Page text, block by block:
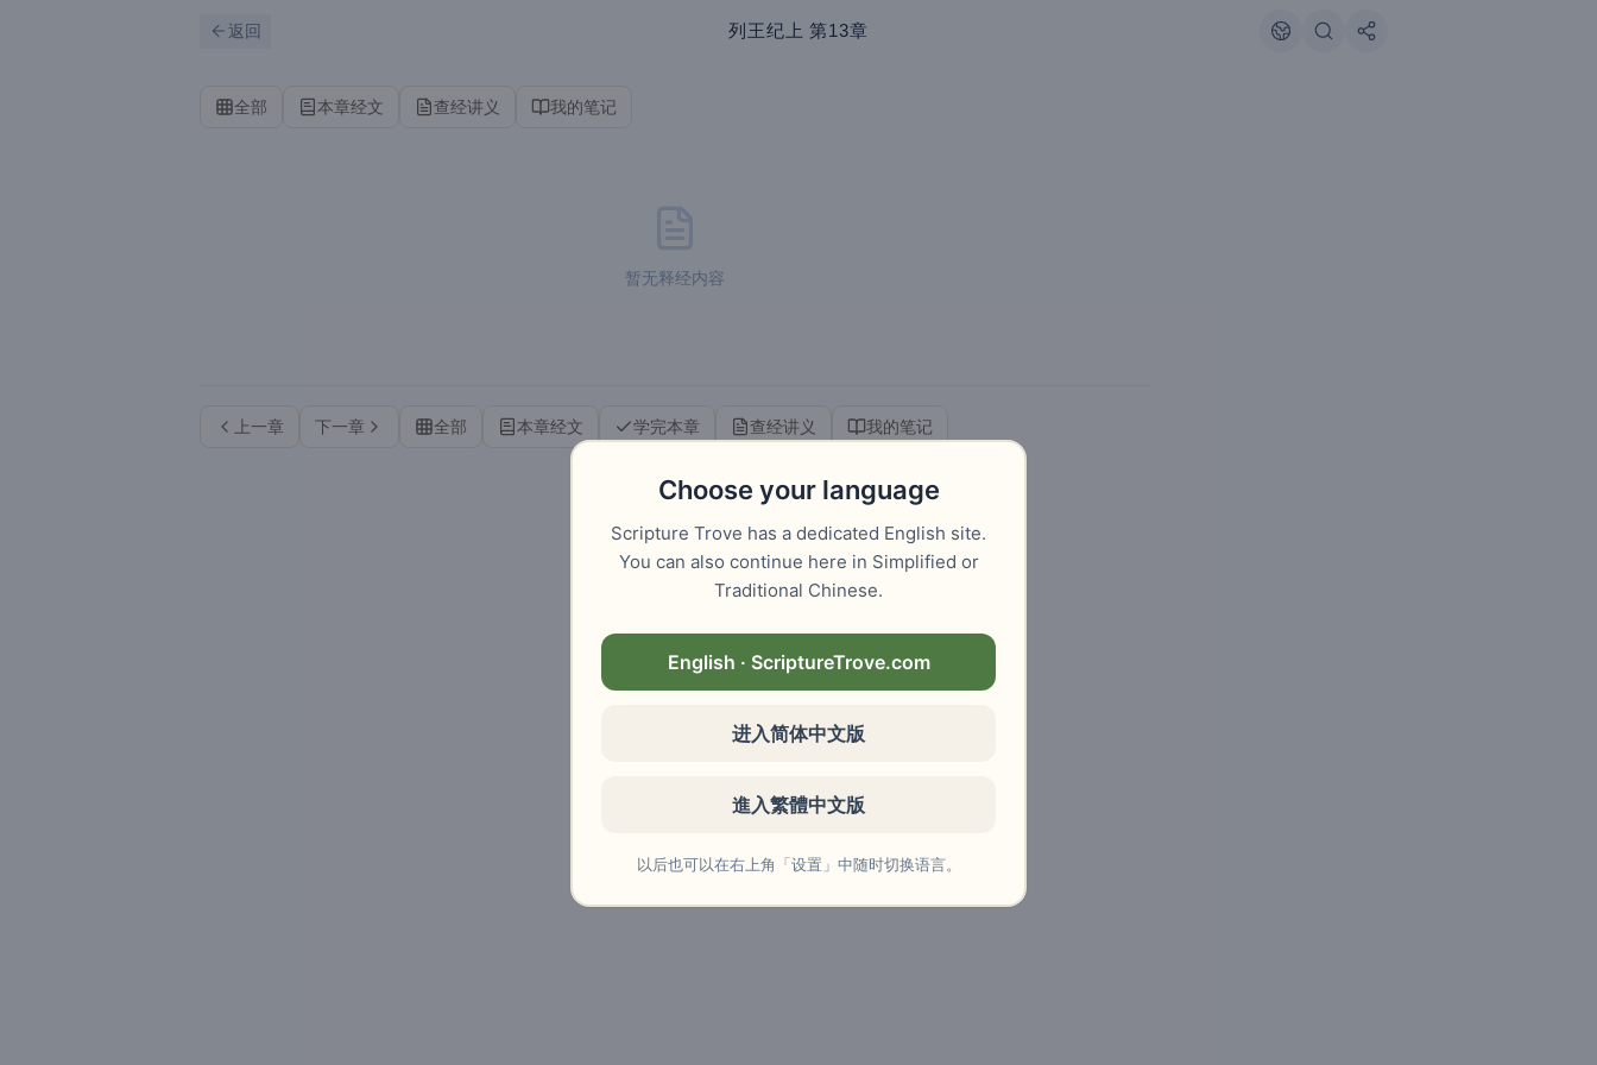
返回 列王纪上 第13章
全部 本章经文 查经讲义 我的笔记
暂无释经内容
上一章 下一章 全部 本章经文 学完本章 查经讲义 我的笔记
Choose your language
Scripture Trove has a dedicated English site.
You can also continue here in Simplified or
Traditional Chinese.
English · ScriptureTrove.com
进入简体中文版
進入繁體中文版
以后也可以在右上角「设置」中随时切换语言。